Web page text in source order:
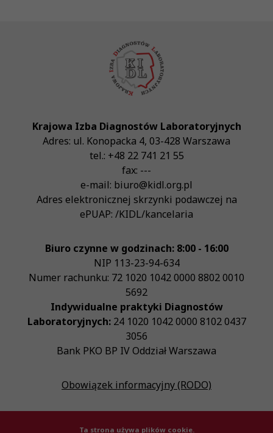
Krajowa Izba Diagnostów Laboratoryjnych
Adres: ul. Konopacka 4, 03-428 Warszawa
tel.: +48 22 741 21 55
fax: ---
e-mail: biuro@kidl.org.pl
Adres elektronicznej skrzynki podawczej na
ePUAP: /KIDL/kancelaria
Biuro czynne w godzinach: 8:00 - 16:00
NIP 113-23-94-634
Numer rachunku: 72 1020 1042 0000 8802 0010
5692
Indywidualne praktyki Diagnostów
Laboratoryjnych:24 1020 1042 0000 8102 0437
3056
Bank PKO BP IV Oddział Warszawa
Obowiązek informacyjny (RODO)
Ta strona używa plików cookie.